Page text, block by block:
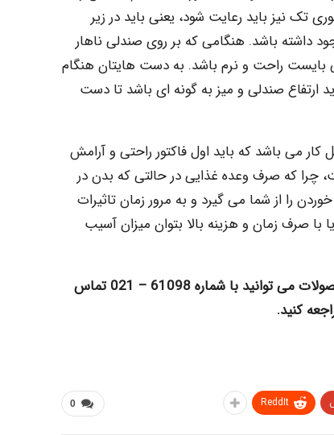
تک نیز باید رعایت شود، یعنی باید در زیر
داشته باشد. هنگامی که بر روی صندلی ناهار
راحت و نرم باشد. به دست هایتان هنگام
ارتفاع صندلی و میز به گونه ای باشد تا دست
می باشد که باید اول فاکتور راحتی و آرامش
چرا که صرف وعده غذایی در حالتی که بدن در
را از شما می گیرد و به مرور زمان تاثیرات
با صرف زمان و هزینه بالا بتوان میزان آسیب
می توانید با شماره 61098 – 021 تماس
کنید.
0 ReddIt